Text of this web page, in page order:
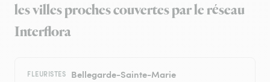
les villes proches couvertes par le réseau
Interflora
FLEURISTES Bellegarde-Sainte-Marie